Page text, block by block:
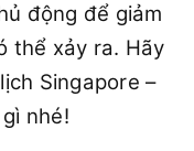
động để giảm
thể xảy ra. Hãy
Singapore –
nhé!